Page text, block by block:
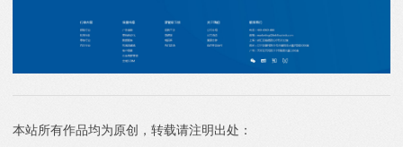
本站所有作品均为原创，转载请注明出处：